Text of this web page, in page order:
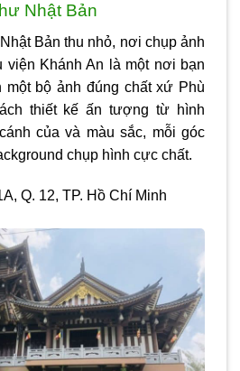
Nhật Bản
Bản thu nhỏ, nơi chụp ảnh
viện Khánh An là một nơi bạn
một bộ ảnh đúng chất xứ Phù
thiết kế ấn tượng từ hình
của và màu sắc, mỗi góc
chụp hình cực chất.
Q. 12, TP. Hồ Chí Minh